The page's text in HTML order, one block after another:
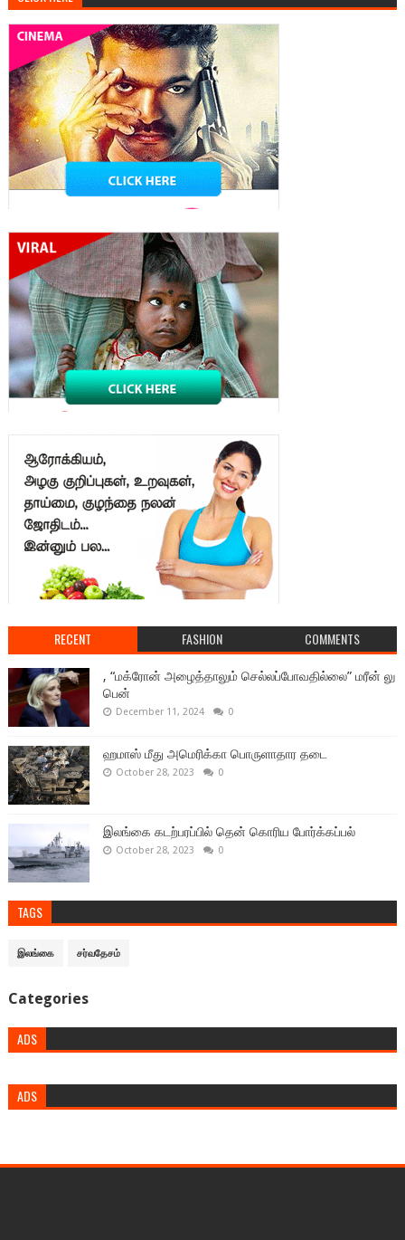
RECENT FASHION COMMENTS
, “மக்ரோன் அழைத்தாலும் செல்லப்போவதில்லை” மரீன் லு
பென்
December 11, 2024 0
ஹமாஸ் மீது அமெரிக்கா பொருளாதார தடை
October 28, 2023 0
இலங்கை கடற்பரப்பில் தென் கொரிய போர்க்கப்பல்
October 28, 2023 0
TAGS
இலங்கை சர்வதேசம்
Categories
ADS
ADS